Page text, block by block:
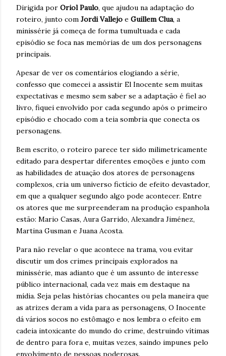
Dirigida por Oriol Paulo, que ajudou na adaptação do
roteiro, junto com Jordi Vallejo e Guillem Clua, a
minissérie já começa de forma tumultuada e cada
episódio se foca nas memórias de um dos personagens
principais.
Apesar de ver os comentários elogiando a série,
confesso que comecei a assistir El Inocente sem muitas
expectativas e mesmo sem saber se a adaptação é fiel ao
livro, fiquei envolvido por cada segundo após o primeiro
episódio e chocado com a teia sombria que conecta os
personagens.
Bem escrito, o roteiro parece ter sido milimetricamente
editado para despertar diferentes emoções e junto com
as habilidades de atuação dos atores de personagens
complexos, cria um universo fictício de efeito devastador,
em que a qualquer segundo algo pode acontecer. Entre
os atores que me surpreenderam na produção espanhola
estão: Mario Casas, Aura Garrido, Alexandra Jiménez,
Martina Gusman e Juana Acosta.
Para não revelar o que acontece na trama, vou evitar
discutir um dos crimes principais explorados na
minissérie, mas adianto que é um assunto de interesse
público internacional, cada vez mais em destaque na
mídia. Seja pelas histórias chocantes ou pela maneira que
as atrizes deram a vida para as personagens, O Inocente
dá vários socos no estômago e nos lembra o efeito em
cadeia intoxicante do mundo do crime, destruindo vítimas
de dentro para fora e, muitas vezes, saindo impunes pelo
envolvimento de pessoas poderosas.